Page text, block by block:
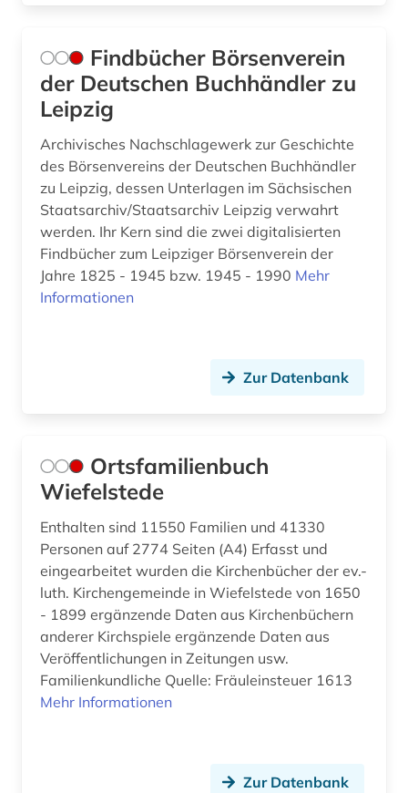
Findbücher Börsenverein
der Deutschen Buchhändler zu
Leipzig
Archivisches Nachschlagewerk zur Geschichte
des Börsenvereins der Deutschen Buchhändler
zu Leipzig, dessen Unterlagen im Sächsischen
Staatsarchiv/Staatsarchiv Leipzig verwahrt
werden. Ihr Kern sind die zwei digitalisierten
Findbücher zum Leipziger Börsenverein der
Jahre 1825 - 1945 bzw. 1945 - 1990 Mehr
Informationen
Zur Datenbank
Ortsfamilienbuch
Wiefelstede
Enthalten sind 11550 Familien und 41330
Personen auf 2774 Seiten (A4) Erfasst und
eingearbeitet wurden die Kirchenbücher der ev.-
luth. Kirchengemeinde in Wiefelstede von 1650
- 1899 ergänzende Daten aus Kirchenbüchern
anderer Kirchspiele ergänzende Daten aus
Veröffentlichungen in Zeitungen usw.
Familienkundliche Quelle: Fräuleinsteuer 1613
Mehr Informationen
Zur Datenbank